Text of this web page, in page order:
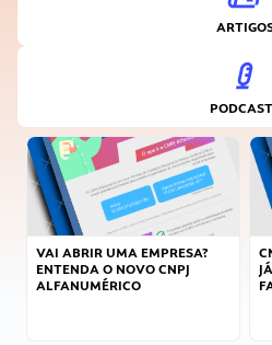
VAI ABRIR UMA EMPRESA?
ENTENDA O NOVO CNPJ
ALFANUMÉRICO